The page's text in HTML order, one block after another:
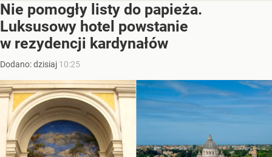
Nie pomogły listy do papieża.
Luksusowy hotel powstanie
w rezydencji kardynałów
Dodano:dzisiaj 10:25